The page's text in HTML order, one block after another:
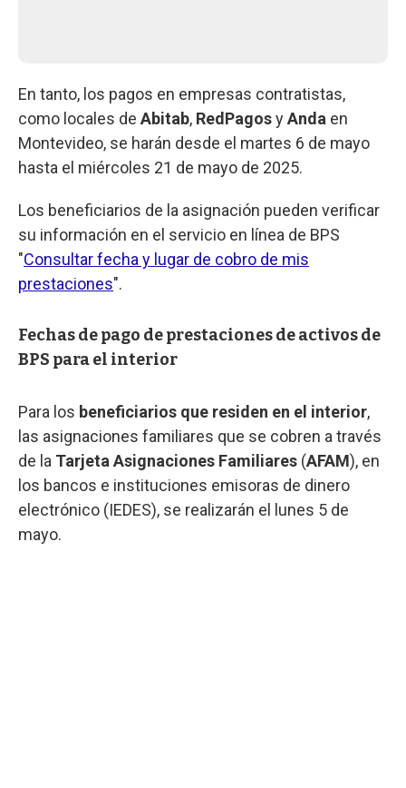
En tanto, los pagos en empresas contratistas,
como locales de Abitab, RedPagosyAnda en
Montevideo, se harán desde el martes 6 de mayo
hasta el miércoles 21 de mayo de 2025.
Los beneficiarios de la asignación pueden verificar
su información en el servicio en línea de BPS
"Consultar fecha y lugar de cobro de mis
prestaciones".
Fechas de pago de prestaciones de activos de
BPS para el interior
Para los beneficiarios que residen en el interior,
las asignaciones familiares que se cobren a través
de la Tarjeta Asignaciones Familiares (AFAM), en
los bancos e instituciones emisoras de dinero
electrónico (IEDES), se realizarán el lunes 5 de
mayo.